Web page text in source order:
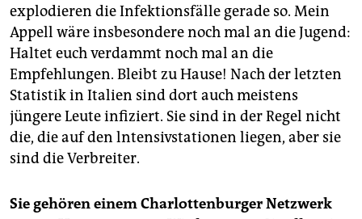
explodieren die Infektionsfälle gerade so. Mein
Appell wäre insbesondere noch mal an die Jugend:
Haltet euch verdammt noch mal an die
Empfehlungen. Bleibt zu Hause! Nach der letzten
Statistik in Italien sind dort auch meistens
jüngere Leute infiziert. Sie sind in der Regel nicht
die, die auf den lntensivstationen liegen, aber sie
sind die Verbreiter.
Sie gehören einem Charlottenburger Netzwerk